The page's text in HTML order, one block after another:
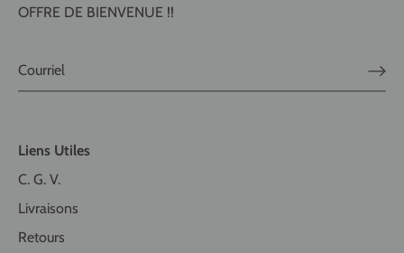
OFFRE DE BIENVENUE !!
Liens Utiles
C. G. V.
Livraisons
Retours